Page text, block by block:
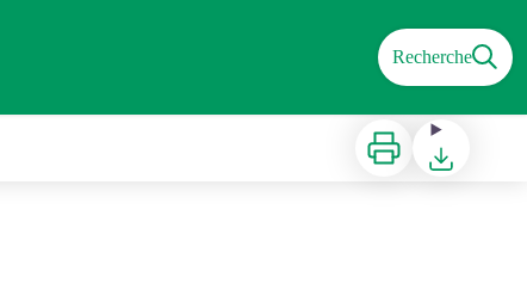
Recherche
Imprimer Télécharger